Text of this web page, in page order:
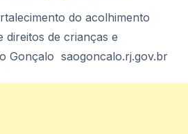
de chuvas
do acolhimento
direitos de crianças e
Gonçalo saogoncalo.rj.gov.br